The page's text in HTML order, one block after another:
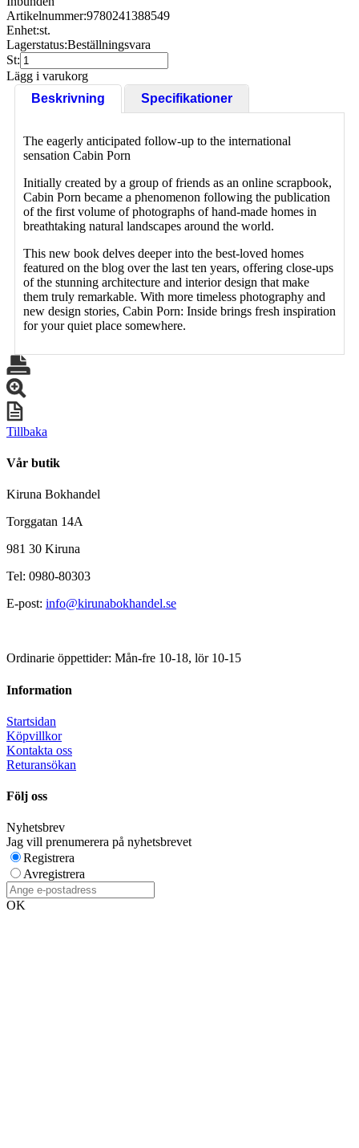
Artikelnummer:9780241388549
Enhet:st.
Lagerstatus:Beställningsvara
St:
Lägg i varukorg
Beskrivning
Specifikationer
The eagerly anticipated follow-up to the international
sensation Cabin Porn
Initially created by a group of friends as an online scrapbook,
Cabin Porn became a phenomenon following the publication
of the first volume of photographs of hand-made homes in
breathtaking natural landscapes around the world.
This new book delves deeper into the best-loved homes
featured on the blog over the last ten years, offering close-ups
of the stunning architecture and interior design that make
them truly remarkable. With more timeless photography and
new design stories, Cabin Porn: Inside brings fresh inspiration
for your quiet place somewhere.
Tillbaka
Vår butik
Kiruna Bokhandel
Torggatan 14A
981 30 Kiruna
Tel: 0980-80303
E-post: info@kirunabokhandel.se
Ordinarie öppettider: Mån-fre 10-18, lör 10-15
Information
Startsidan
Köpvillkor
Kontakta oss
Returansökan
Följ oss
Nyhetsbrev
Jag vill prenumerera på nyhetsbrevet
Registrera
Avregistrera
OK